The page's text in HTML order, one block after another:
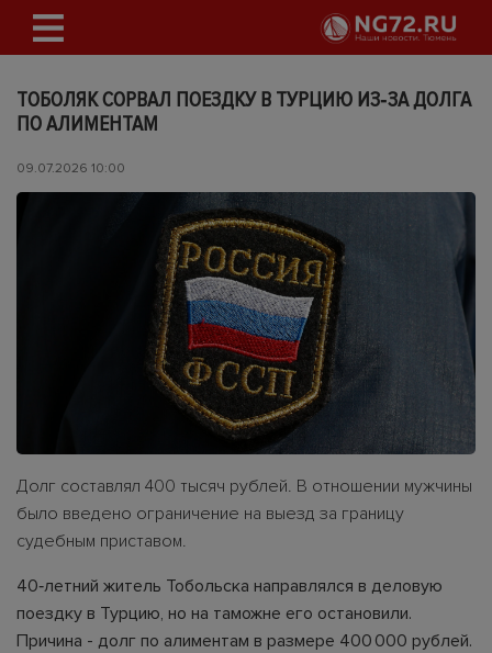
ТОБОЛЯК СОРВАЛ ПОЕЗДКУ В ТУРЦИЮ ИЗ‑ЗА ДОЛГА
ПО АЛИМЕНТАМ
09.07.2026 10:00
Долг составлял 400 тысяч рублей. В отношении мужчины
было введено ограничение на выезд за границу
судебным приставом.
40‑летний житель Тобольска направлялся в деловую
поездку в Турцию, но на таможне его остановили.
Причина - долг по алиментам в размере 400 000 рублей.